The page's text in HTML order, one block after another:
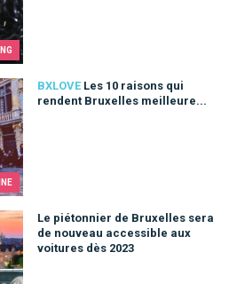
BXLOVE Les 10 raisons qui
rendent Bruxelles meilleure...
Bruxelles meilleure...
Le piétonnier de Bruxelles sera
de nouveau accessible aux
voitures dès 2023
sera de nouveau accessible aux